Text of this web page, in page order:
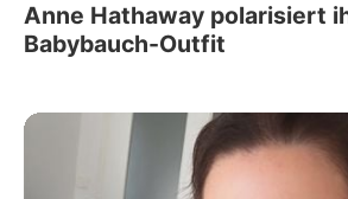
Anne Hathaway polarisiert
Babybauch-Outfit